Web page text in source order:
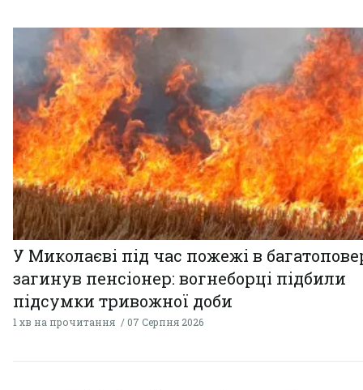
У Миколаєві під час пожежі в
загинув пенсіонер: вогнеборці підбили
підсумки тривожної доби
1 хв на прочитання 07 Серпня 2026